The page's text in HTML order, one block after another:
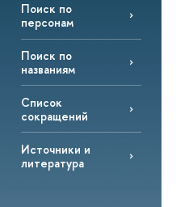
Поиск по
персонам
Поиск по
названиям
Список
сокращений
Источники и
литература